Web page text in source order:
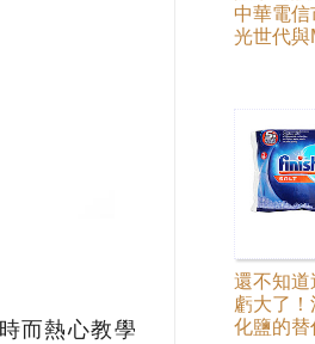
而熱心教學
中華電
光世代與
還不知道
虧大了！
化鹽的替